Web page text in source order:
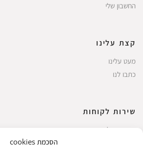
הסכמת cookies
החשבון שלי
קצת עלינו
מעט עלינו
כתבו לנו
שירות לקוחות
החשבון שלי